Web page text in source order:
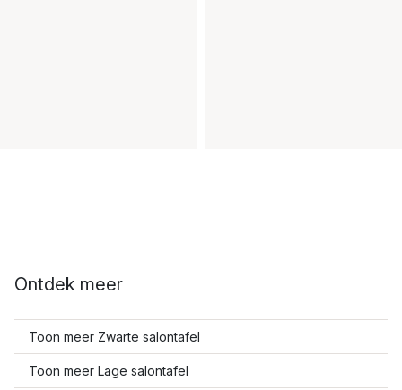
Ontdek meer
Toon meer Zwarte salontafel
Toon meer Lage salontafel